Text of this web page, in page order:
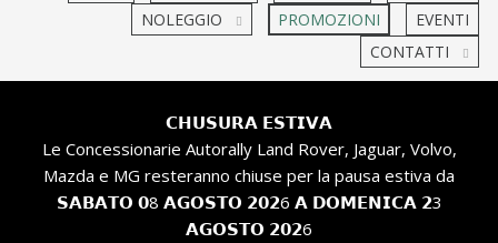
NOLEGGIO
PROMOZIONI
EVENTI
CONTATTI
𝗖𝗛𝗨𝗦𝗨𝗥𝗔 𝗘𝗦𝗧𝗜𝗩𝗔
Le Concessionarie Autorally Land Rover, Jaguar, Volvo,
Mazda e MG resteranno chiuse per la pausa estiva da
𝗦𝗔𝗕𝗔𝗧𝗢 𝟬8 𝗔𝗚𝗢𝗦𝗧𝗢 𝟮𝟬𝟮6 𝗔 𝗗𝗢𝗠𝗘𝗡𝗜𝗖𝗔 𝟮3
𝗔𝗚𝗢𝗦𝗧𝗢 𝟮𝟬𝟮6